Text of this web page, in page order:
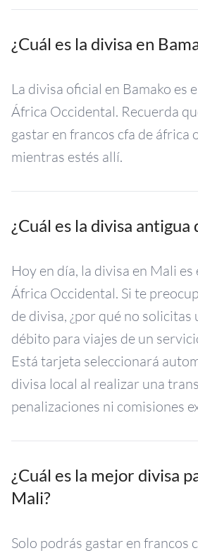
¿Cuál es la divisa en
La divisa oficial en Bamako es
África Occidental. Recuerda
gastar en francos cfa de áfrica
mientras estés allí.
¿Cuál es la divisa antigua
Hoy en día, la divisa en Mali
África Occidental. Si te
de divisa, ¿por qué no solicitas
débito para viajes de un
Está tarjeta seleccionará
divisa local al realizar una
penalizaciones ni comisiones
¿Cuál es la mejor divisa
Mali?
Solo podrás gastar en francos